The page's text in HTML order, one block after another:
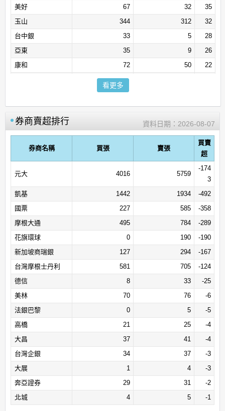
美好
67 32
35
玉山
344 312
32
台中銀
33 5
28
亞東
35 9
26
康和
72 50
22
45
33
美商高盛
1934 1913
21
安泰
5
19
臺銀證券
93 77
16
12
11
9
永全
9 0
9
港商野村
8 0
8
宏遠
16 9
7
盈溢
6 0
6
京城
11 6
5
陽信
8 3
5
日進
7 2
5
彰銀
5 1
4
日茂
15 13
2
福邦
2 0
2
永興
11 10
1
新百王
7 6
1
寶盛
1 0
1
福勝
1 0
1
中農
3 3 0
看更多
券商賣超排行 資料日期： 2026-08-07
券商名稱 買張 賣張
買賣
超
元大 4016 5759
-174
3
凱基
1442 1934
-492
國票
227 585
-358
摩根大通
495 784
-289
花旗環球
0 190
-190
新加坡商瑞銀
127 294
-167
台灣摩根士丹利
581 705
-124
德信
8 33
-25
美林
70 76
-6
法銀巴黎
0 5
-5
高橋
21 25
-4
大昌
37 41
-4
台灣企銀
34 37
-3
大展
1 4
-3
奔亞證券
29 31
-2
北城
4 5 -1